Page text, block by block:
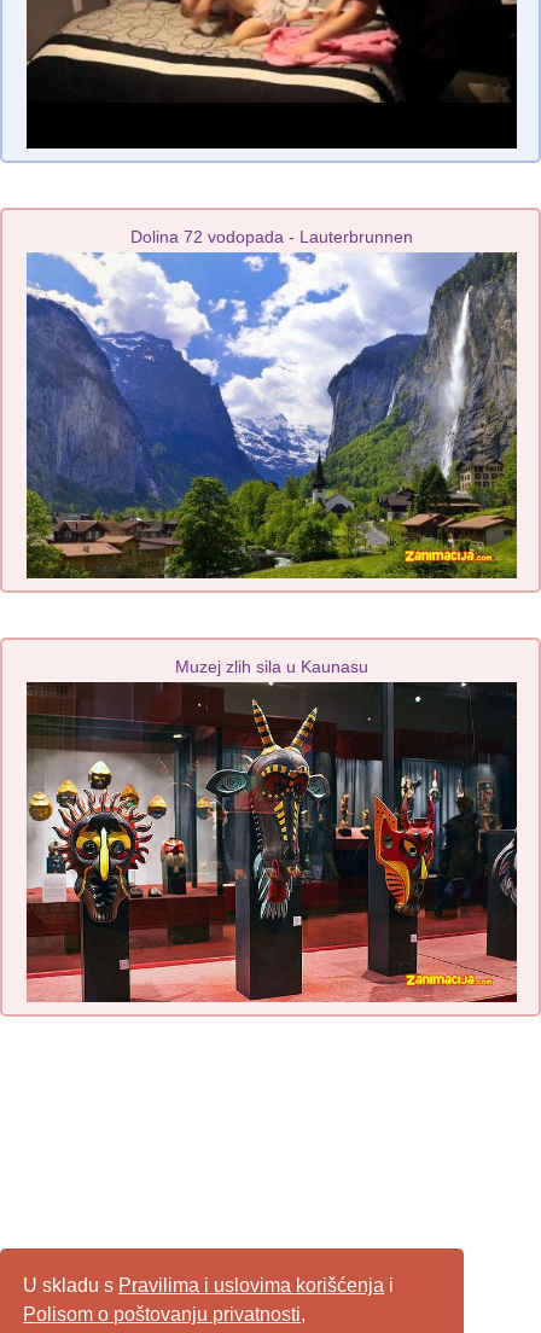
U skladu s Pravilima i uslovima korišćenja i
Polisom o poštovanju privatnosti,
Dolina 72 vodopada - Lauterbrunnen
Muzej zlih sila u Kaunasu